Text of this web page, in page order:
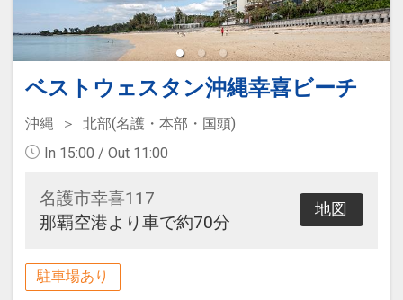
ベストウェスタン沖縄幸喜ビーチ
沖縄
北部(名護・本部・国頭)
In 15:00 / Out 11:00
名護市幸喜117
那覇空港より車で約70分
地図
駐車場あり